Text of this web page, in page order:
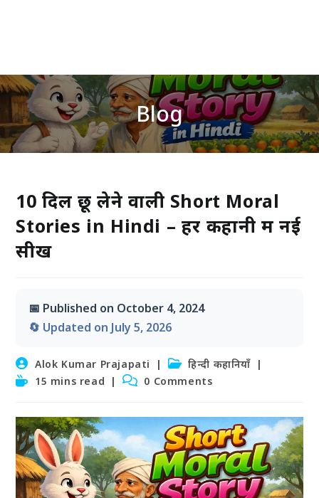
Blog
10 दिल छू लेने वाली Short Moral
Stories in Hindi – हर कहानी में नई
सीख
📅 Published on October 4, 2024
🔄 Updated on July 5, 2026
Post
author:
Alok Kumar Prajapati
Post
category:
हिन्दी कहानियाँ
Reading15 mins read
Post0 Comments